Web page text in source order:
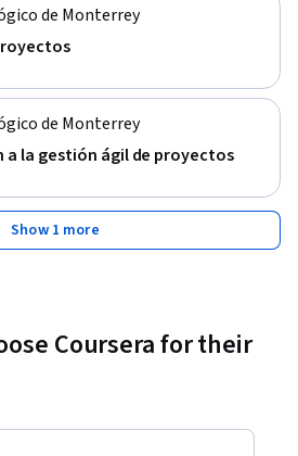
de Monterrey
de Monterrey
a la gestión ágil de proyectos
Show 1 more
Coursera for their